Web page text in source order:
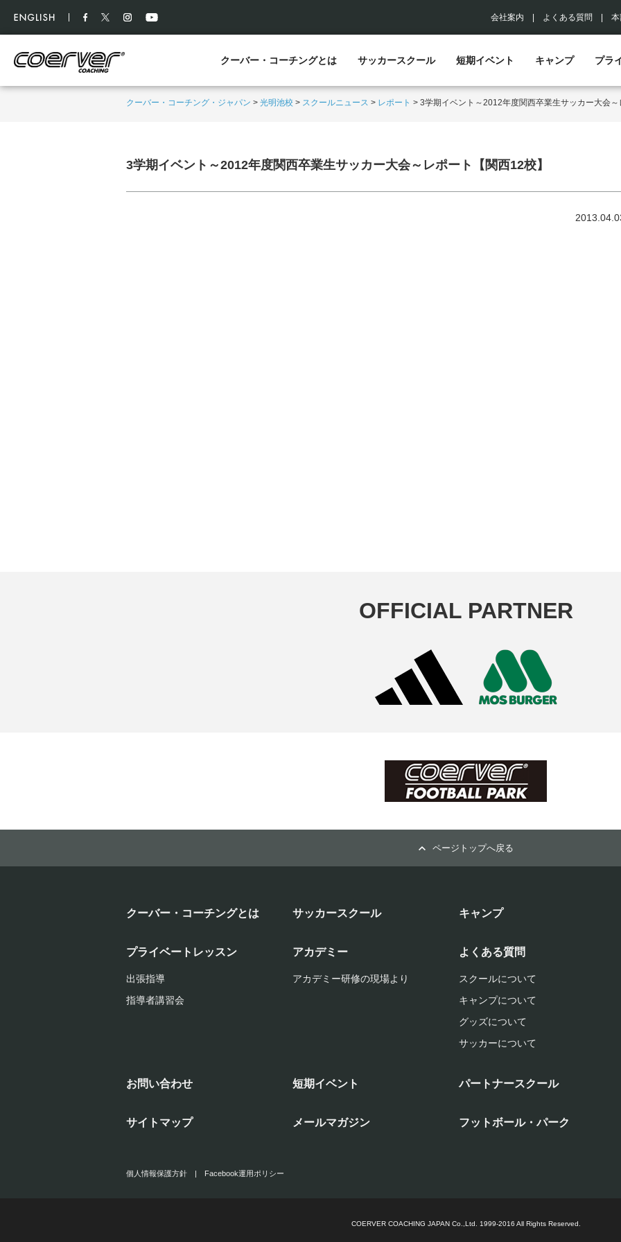
会社案内 よくある質問
クーバー・コーチングとは サッカースクール 短期イベント キャンプ プラ
クーバー・コーチング・ジャパン > 光明池校 > スクールニュース > レポート > 3学期イベント～2012年度関西卒業生サッカー大会～
3学期イベント～2012年度関西卒業生サッカー大会～レポート【関西12校】
OFFICIAL PARTNER
ページトップへ戻る
クーバー・コーチングとは サッカースクール キャンプ
プライベートレッスン
出張指導
指導者講習会
アカデミー
アカデミー研修の現場より
よくある質問
スクールについて
キャンプについて
グッズについて
サッカーについて
お問い合わせ 短期イベント パートナースクール
サイトマップ メールマガジン フットボール・パーク
個人情報保護方針 | Facebook運用ポリシー
COERVER COACHING JAPAN Co.,Ltd. 1999-2016 All Rights Reserved.